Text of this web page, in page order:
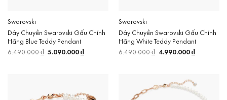
Swarovski
Dây Chuyền Swarovski Gấu Chính
Hãng Blue Teddy Pendant
6.490.000₫ Giá
gốc
5.090.000₫Giá
hiện
Swarovski
Dây Chuyền Swarovski Gấu Chính
Hãng White Teddy Pendant
6.490.000₫ Giá
gốc
4.990.000₫Giá
hiện